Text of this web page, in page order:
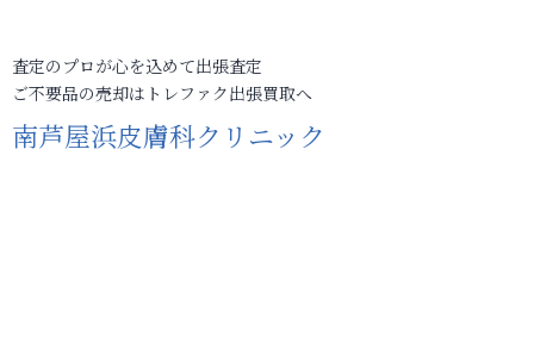
査定のプロが心を込めて出張査定
ご不要品の売却はトレファク出張買取へ
南芦屋浜皮膚科クリニック